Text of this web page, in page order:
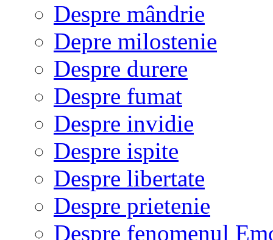
Despre mândrie
Depre milostenie
Despre durere
Despre fumat
Despre invidie
Despre ispite
Despre libertate
Despre prietenie
Despre fenomenul